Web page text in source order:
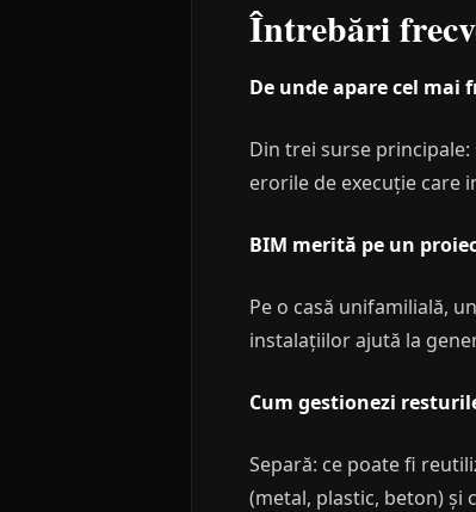
Întrebări
De unde apare cel mai
Din trei surse
erorile de execuție care
BIM merită pe un
Pe o casă unifamilială,
instalațiilor ajută la
Cum gestionezi
Separă: ce poate fi
(metal, plastic, beton) și